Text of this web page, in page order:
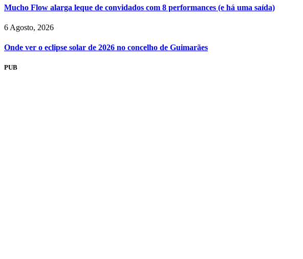
Mucho Flow alarga leque de convidados com 8 performances (e há uma saída)
6 Agosto, 2026
Onde ver o eclipse solar de 2026 no concelho de Guimarães
PUB